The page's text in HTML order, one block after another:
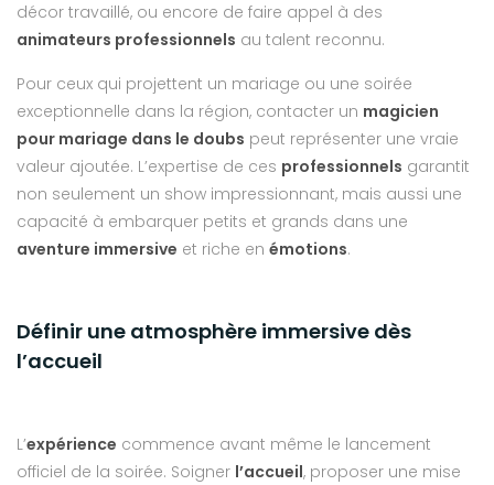
décor travaillé, ou encore de faire appel à des
animateurs professionnels au talent reconnu.
Pour ceux qui projettent un mariage ou une soirée
exceptionnelle dans la région, contacter un magicien
pour mariage dans le doubs peut représenter une vraie
valeur ajoutée. L’expertise de ces professionnels garantit
non seulement un show impressionnant, mais aussi une
capacité à embarquer petits et grands dans une
aventure immersive et riche en émotions.
Définir une atmosphère immersive dès
l’accueil
L’expérience commence avant même le lancement
officiel de la soirée. Soigner l’accueil, proposer une mise